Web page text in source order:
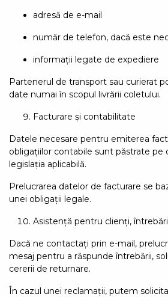
adresă de e-mail
număr de telefon, dacă este
informații legate de expediere
Partenerul de transport sau curierat
date numai în scopul livrării coletului.
Facturare și contabilitate
Datele necesare pentru emiterea
obligațiilor contabile sunt păstrate pe
legislația aplicabilă.
Prelucrarea datelor de facturare se
unei obligații legale.
Asistență pentru clienți,
Dacă ne contactați prin e-mail,
mesaj pentru a răspunde întrebării,
cererii de returnare.
În cazul unei reclamații, putem